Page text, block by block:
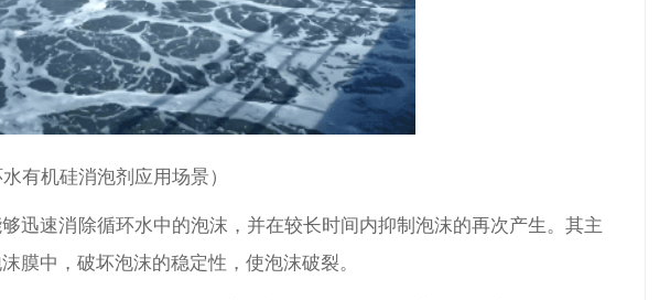
有机硅消泡剂 应用场景）
迅速消除循环水中的泡沫，并在较长时间内抑制泡沫的再次产生。其主
膜中，破坏泡沫的稳定性，使泡沫破裂。